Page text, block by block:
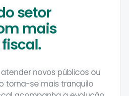
setor
mais
novos públicos ou
torna-se mais tranquilo